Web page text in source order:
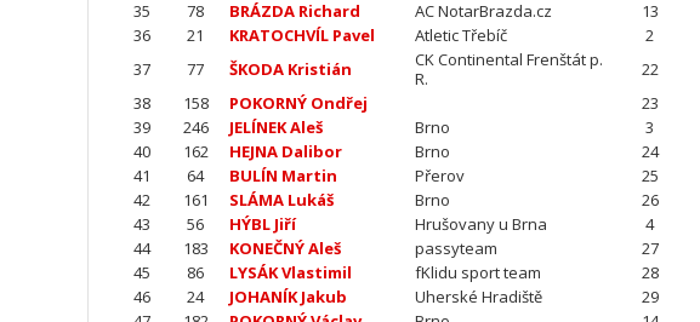
35
78 BRÁZDA Richard AC NotarBrazda.cz 13
36
21 KRATOCHVÍL Pavel Atletic Třebíč 2
37
77 ŠKODA Kristián
CK Continental Frenštát p.
R.
22
38
158 POKORNÝ Ondřej 23
39
246 JELÍNEK Aleš Brno 3
40
162 HEJNA Dalibor Brno 24
41
64 BULÍN Martin Přerov 25
42
161 SLÁMA Lukáš Brno 26
43
56 HÝBL Jiří Hrušovany u Brna 4
44
183 KONEČNÝ Aleš passyteam 27
45
86 LYSÁK Vlastimil fKlidu sport team 28
46
24 JOHANÍK Jakub Uherské Hradiště 29